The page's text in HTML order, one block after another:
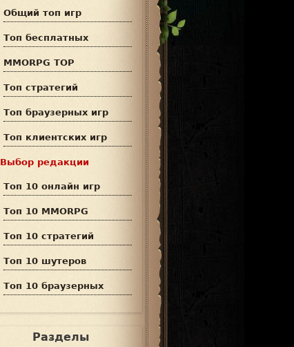
Общий топ игр
Топ бесплатных
MMORPG TOP
Топ стратегий
Топ браузерных игр
Топ клиентских игр
Выбор редакции
Топ 10 онлайн игр
Топ 10 MMORPG
Топ 10 стратегий
Топ 10 шутеров
Топ 10 браузерных
Разделы